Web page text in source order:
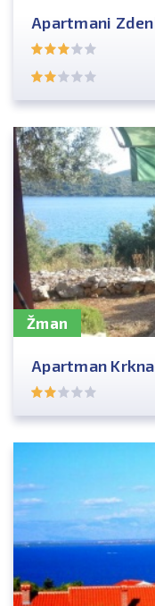
Apartmani
Žman
Apartman